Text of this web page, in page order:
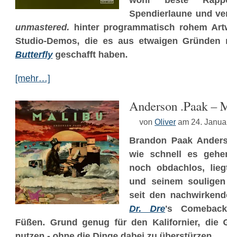
Spendierlaune und
unmastered. hinter programmatisch rohem
Studio-Demos, die es aus etwaigen
Butterflygeschafft haben.
[mehr…]
Anderson .Paak –
von Oliver am 24.
Brandon Paak
wie schnell es
noch obdachlos,
und seinem
seit den
Dr. Dre's
Füßen. Grund genug für den Kalifornier, die